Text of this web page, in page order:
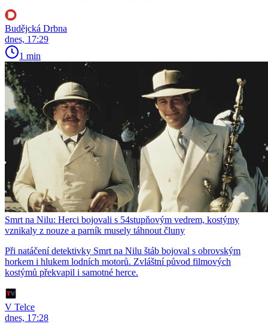
Budějcká Drbna
dnes, 17:29
1 min
Smrt na Nilu: Herci bojovali s 54stupňovým vedrem, kostýmy
vznikaly z nouze a parník musely táhnout čluny
Při natáčení detektivky Smrt na Nilu štáb bojoval s obrovským
horkem i hlukem lodních motorů. Zvláštní původ filmových
kostýmů překvapil i samotné herce.
V Telce
dnes, 17:28